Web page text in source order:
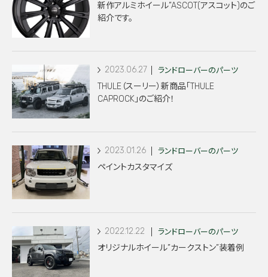
新作アルミホイール”ASCOT(アスコット)のご
紹介です。
2023.06.27 ランドローバーのパーツ
THULE（スーリー）新商品「THULE
CAPROCK」のご紹介！
2023.01.26 ランドローバーのパーツ
ペイントカスタマイズ
2022.12.22 ランドローバーのパーツ
オリジナルホイール”カークストン”装着例